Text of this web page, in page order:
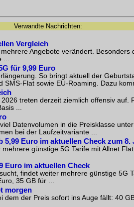
Verwandte Nachrichten:
Vergleich
Angebote verändert.
für 9,99 Euro
So bringt aktuell der
Flat sowie EU-Roaming. Dazu
treten derzeit ziemlich offensiv
...
Datenvolumen in die Preisklasse
bei der Laufzeitvariante ...
5,99 Euro im aktuellen Check zum 8.
günstige 5G Tarife mit Allnet
Euro im aktuellen Check
findet weiter mehrere günstige 5G
35 GB für ...
morgen
der Preis sofort ins Auge fällt: 40